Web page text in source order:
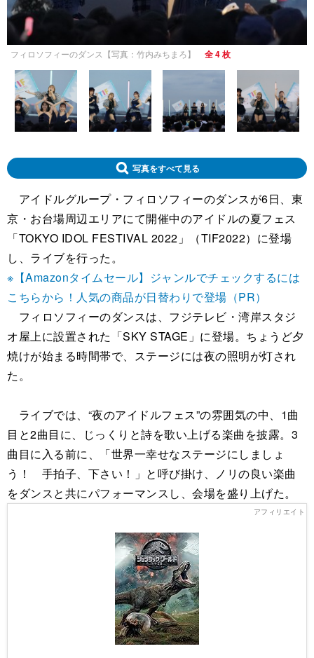
フィロソフィーのダンス【写真：竹内みちまろ】 全 4 枚
写真をすべて見る
アイドルグループ・フィロソフィーのダンスが6日、東
京・お台場周辺エリアにて開催中のアイドルの夏フェス
「TOKYO IDOL FESTIVAL 2022」（TIF2022）に登場
し、ライブを行った。
※【Amazonタイムセール】ジャンルでチェックするには
こちらから！人気の商品が日替わりで登場（PR）
フィロソフィーのダンスは、フジテレビ・湾岸スタジ
オ屋上に設置された「SKY STAGE」に登場。ちょうど夕
焼けが始まる時間帯で、ステージには夜の照明が灯され
た。
ライブでは、“夜のアイドルフェス”の雰囲気の中、1曲
目と2曲目に、じっくりと詩を歌い上げる楽曲を披露。3
曲目に入る前に、「世界一幸せなステージにしましょ
う！ 手拍子、下さい！」と呼び掛け、ノリの良い楽曲
をダンスと共にパフォーマンスし、会場を盛り上げた。